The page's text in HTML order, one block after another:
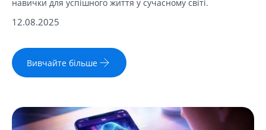
навички для успішного життя у сучасному світі.
12.08.2025
Вивчайте більше